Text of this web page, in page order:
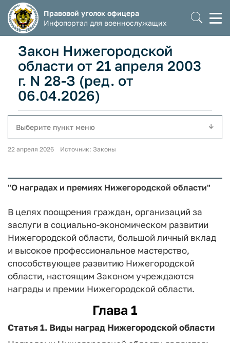
Правовой уголок офицера
Инфопортал для военнослужащих
Закон Нижегородской
области от 21 апреля 2003
г. N 28-З (ред. от
06.04.2026)
Выберите пункт меню
22 апреля 2026 Источник: Законы
"О наградах и премиях Нижегородской области"
В целях поощрения граждан, организаций за
заслуги в социально-экономическом развитии
Нижегородской области, большой личный вклад
и высокое профессиональное мастерство,
способствующее развитию Нижегородской
области, настоящим Законом учреждаются
награды и премии Нижегородской области.
Глава 1
Статья 1. Виды наград Нижегородской области